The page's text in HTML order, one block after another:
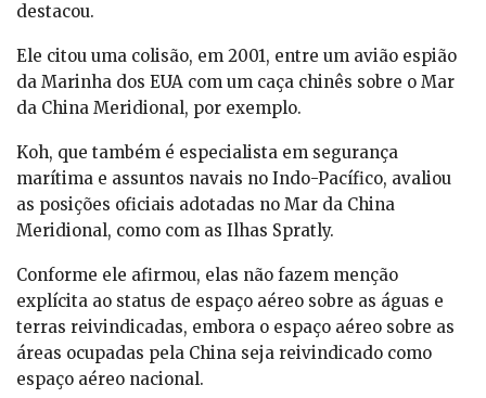
destacou.
Ele citou uma colisão, em 2001, entre um avião espião
da Marinha dos EUA com um caça chinês sobre o Mar
da China Meridional, por exemplo.
Koh, que também é especialista em segurança
marítima e assuntos navais no Indo-Pacífico, avaliou
as posições oficiais adotadas no Mar da China
Meridional, como com as Ilhas Spratly.
Conforme ele afirmou, elas não fazem menção
explícita ao status de espaço aéreo sobre as águas e
terras reivindicadas, embora o espaço aéreo sobre as
áreas ocupadas pela China seja reivindicado como
espaço aéreo nacional.